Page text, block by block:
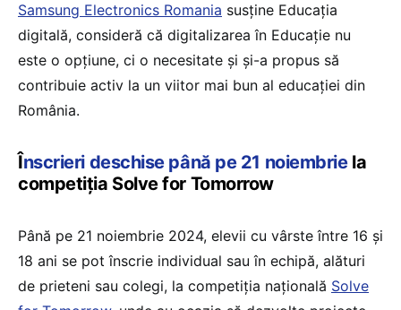
Samsung Electronics Romania susține Educația
digitală, consideră că digitalizarea în Educație nu
este o opțiune, ci o necesitate și și-a propus să
contribuie activ la un viitor mai bun al educației din
România.
Înscrieri deschise până pe 21 noiembrie la
competiția Solve for Tomorrow
Până pe 21 noiembrie 2024, elevii cu vârste între 16 și
18 ani se pot înscrie individual sau în echipă, alături
de prieteni sau colegi, la competiția națională Solve